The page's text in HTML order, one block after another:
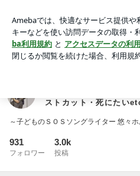
SOS 家庭不和・いじめ・不登
にたいetc
アプリをダウンロードして ブログ
ょう。
ストカット・死にたい
～子どものＳＯＳソングライター 悠々
931
フォロワー
3.0k
投稿